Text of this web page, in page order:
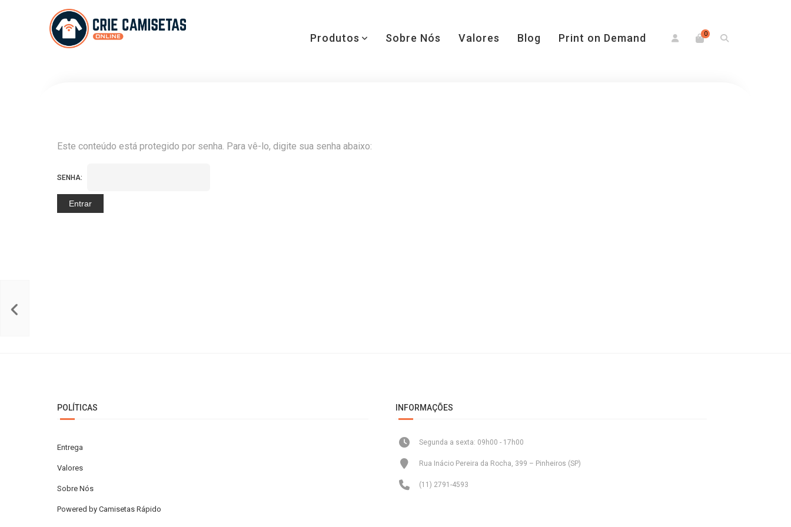
0
Produtos Sobre Nós Valores Blog Print on Demand
Este conteúdo está protegido por senha. Para vê-lo, digite sua senha abaixo:
SENHA:
POLÍTICAS
Entrega
Valores
Sobre Nós
Powered by Camisetas Rápido
INFORMAÇÕES
Segunda a sexta: 09h00 - 17h00
Rua Inácio Pereira da Rocha, 399 – Pinheiros (SP)
(11) 2791-4593